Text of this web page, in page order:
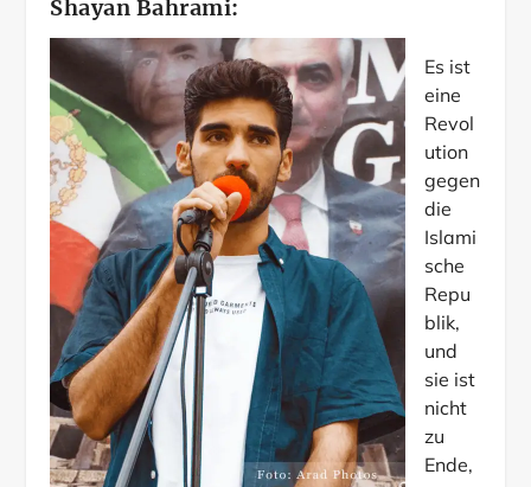
Shayan Bahrami:
Es ist
eine
Revol
ution
gegen
die
Islami
sche
Repu
blik,
und
sie ist
nicht
zu
Ende,